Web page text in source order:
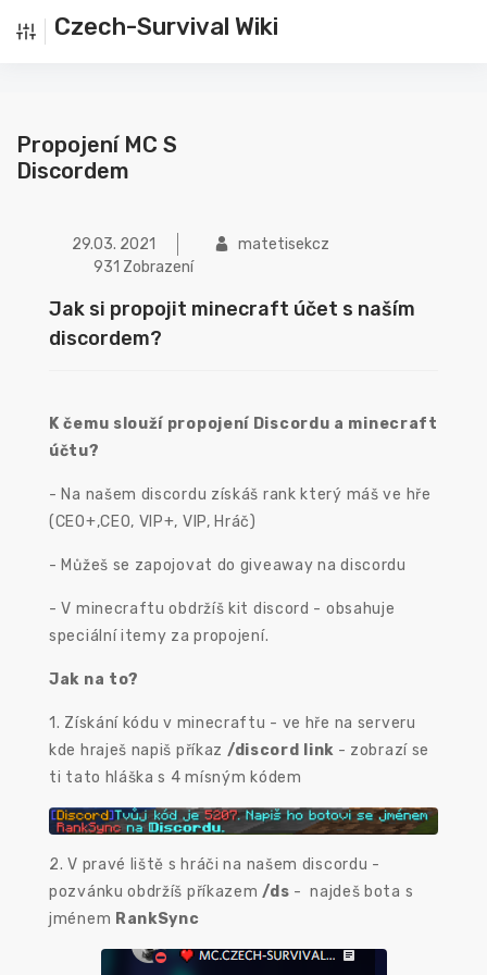
Czech-Survival Wiki
Propojení MC S
Discordem
29.03. 2021
matetisekcz
931 Zobrazení
Jak si propojit minecraft účet s naším
discordem?
K čemu slouží propojení Discordu a minecraft
účtu?
- Na našem discordu získáš rank který máš ve hře
(CEO+,CEO, VIP+, VIP, Hráč)
- Můžeš se zapojovat do giveaway na discordu
- V minecraftu obdržíš kit discord - obsahuje
speciální itemy za propojení.
Jak na to?
1. Získání kódu v minecraftu - ve hře na serveru
kde hraješ napiš příkaz /discord link- zobrazí se
ti tato hláška s 4 mísným kódem
2. V pravé liště s hráči na našem discordu -
pozvánku obdržíš příkazem/ds - najdeš bota s
jménem RankSync